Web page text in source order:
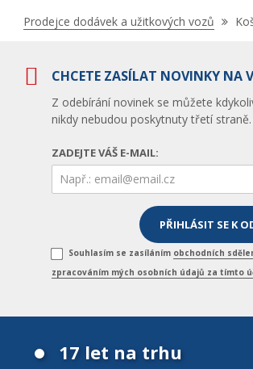
Nacházíte
Prodejce dodávek a užitkových vozů
CHCETE ZASÍLAT NOVINKY NA
Z odebírání novinek se můžete
nikdy nebudou poskytnuty třetí straně.
ZADEJTE VÁŠ E-MAIL:
Souhlasím se zasíláním obchodních
zpracováním mých osobních údajů za tímto
17 let na trhu